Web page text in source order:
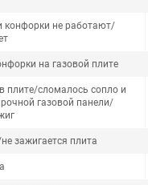
конфорки не работают/
на газовой плите
плите/сломалось сопло и
газовой панели/
зажигается плита